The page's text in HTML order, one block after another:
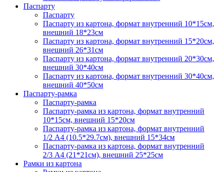
Паспарту
Паспарту
Паспарту из картона, формат внутренний 10*15см,
внешний 18*23см
Паспарту из картона, формат внутренний 15*20см,
внешний 26*31см
Паспарту из картона, формат внутренний 20*30см,
внешний 30*40см
Паспарту из картона, формат внутренний 30*40см,
внешний 40*50см
Паспарту-рамка
Паспарту-рамка
Паспарту-рамка из картона, формат внутренний
10*15см, внешний 15*20см
Паспарту-рамка из картона, формат внутренний
1/2 А4 (10.5*29.7см), внешний 15*34см
Паспарту-рамка из картона, формат внутренний
2/3 А4 (21*21см), внешний 25*25см
Рамки из картона